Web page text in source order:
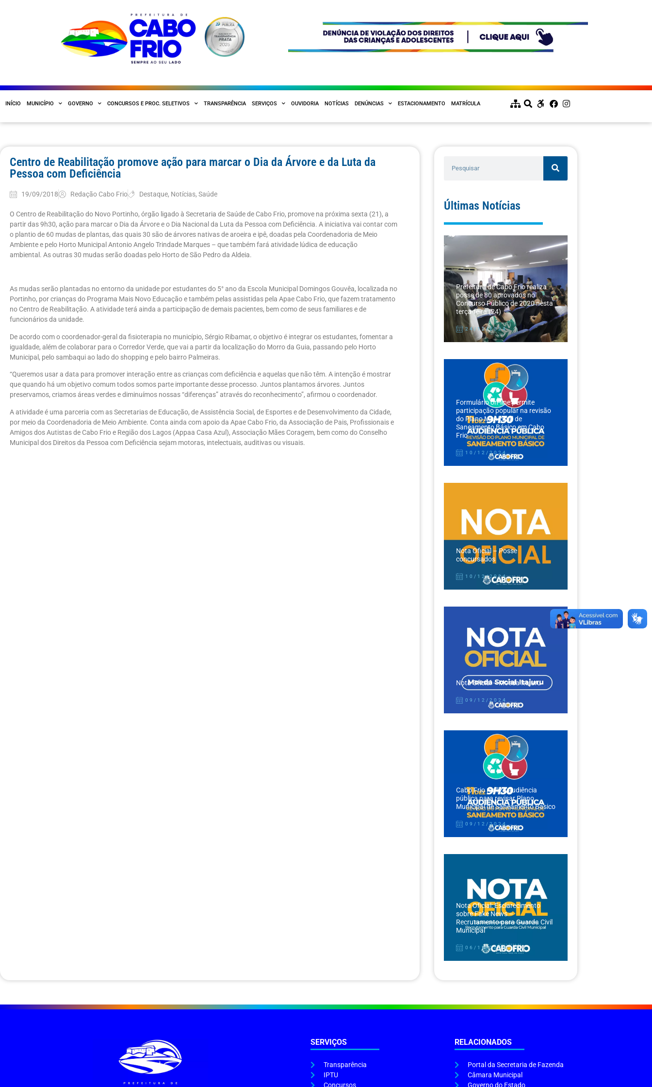
INÍCIO MUNICÍPIO GOVERNO CONCURSOS E PROC. SELETIVOS TRANSPARÊNCIA SERVIÇOS OUVIDORIA NOTÍCIAS DENÚNCIAS ESTACIONAMENTO MATRÍCULA
Centro de Reabilitação promove ação para marcar o Dia da Árvore e da Luta da
Pessoa com Deficiência
19/09/2018 Redação Cabo Frio Destaque, Notícias,Saúde
O Centro de Reabilitação do Novo Portinho, órgão ligado à Secretaria de Saúde de Cabo Frio, promove na próxima sexta (21), a
partir das 9h30, ação para marcar o Dia da Árvore e o Dia Nacional da Luta da Pessoa com Deficiência. A iniciativa vai contar com
o plantio de 60 mudas de plantas, das quais 30 são de árvores nativas de aroeira e ipê, doadas pela Coordenadoria de Meio
Ambientee pelo Horto Municipal Antonio Angelo Trindade Marques – que também fará atividade lúdica de educação
ambiental. As outras 30 mudas serão doadas pelo Horto de São Pedro da Aldeia.
As mudas serão plantadas no entorno da unidade por estudantes do 5° ano da Escola Municipal Domingos Gouvêa, localizada no
Portinho, por crianças do Programa Mais Novo Educação e também pelas assistidas pela Apae Cabo Frio, que fazem tratamento
no Centro de Reabilitação. A atividade terá ainda a participação de demais pacientes, bem como de seus familiares e de
funcionários da unidade.
De acordo com o coordenador-geral da fisioterapia no município, Sérgio Ribamar, o objetivo é integrar os estudantes, fomentar a
igualdade, além de colaborar para o Corredor Verde, que vai a partir da localização do Morro da Guia, passando pelo Horto
Municipal, pelo sambaqui ao lado do shopping e pelo bairro Palmeiras.
“Queremos usar a data para promover interação entre as crianças com deficiência e aquelas que não têm. A intenção é mostrar
que quando há um objetivo comum todos somos parte importante desse processo. Juntos plantamos árvores. Juntos
preservamos, criamos áreas verdes e diminuímos nossas “diferenças” através do reconhecimento”, afirmou o coordenador.
A atividade é uma parceria com as Secretarias de Educação, de Assistência Social, de Esportes e de Desenvolvimento da Cidade,
por meio da Coordenadoria de Meio Ambiente. Conta ainda com apoio da Apae Cabo Frio, da Associação de Pais, Profissionais e
Amigos dos Autistas de Cabo Frio e Região dos Lagos (Appaa Casa Azul), Associação Mães Coragem, bem como do Conselho
Municipal dos Direitos da Pessoa com Deficiência sejam motoras, intelectuais, auditivas ou visuais.
Últimas Notícias
Prefeitura de Cabo Frio realiza
posse de 80 aprovados no
Concurso Público de 2020 nesta
terça-feira (24)
24/12/2024
Formulário on-line permite
participação popular na revisão
do Plano Municipal de
Saneamento Básico em Cabo
Frio
10/12/2024
Nota Oficial – Posse
concursados
10/12/2024
Nota Oficial – Moeda Itajuru
09/12/2024
Cabo Frio realiza audiência
pública para revisar Plano
Municipal de Saneamento Básico
09/12/2024
Nota Oficial: Esclarecimento
sobre Fake News –
Recrutamento para Guarda Civil
Municipal
06/12/2024
SERVIÇOS
Transparência
IPTU
Concursos
RELACIONADOS
Portal da Secretaria de Fazenda
Câmara Municipal
Governo do Estado